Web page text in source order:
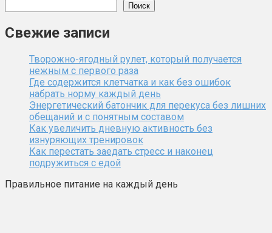
Поиск
Свежие записи
Творожно-ягодный рулет, который получается
нежным с первого раза
Где содержится клетчатка и как без ошибок
набрать норму каждый день
Энергетический батончик для перекуса без лишних
обещаний и с понятным составом
Как увеличить дневную активность без
изнуряющих тренировок
Как перестать заедать стресс и наконец
подружиться с едой
Правильное питание на каждый день